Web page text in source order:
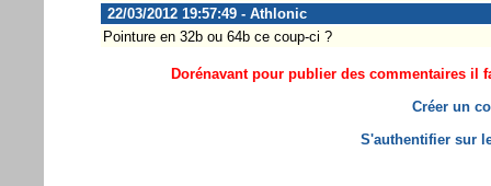
22/03/2012 19:57:49 - Athlonic
Pointure en 32b ou 64b ce coup-ci ?
Dorénavant pour publier des commentaires il
Créer un
S'authentifier sur